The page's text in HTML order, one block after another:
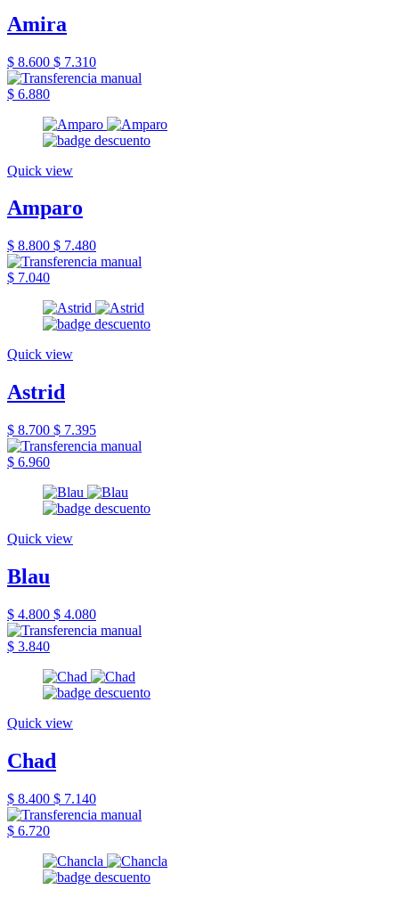
Amira
$ 8.600 $ 7.310
$ 6.880
Quick view
Amparo
$ 8.800 $ 7.480
$ 7.040
Quick view
Astrid
$ 8.700 $ 7.395
$ 6.960
Quick view
Blau
$ 4.800 $ 4.080
$ 3.840
Quick view
Chad
$ 8.400 $ 7.140
$ 6.720